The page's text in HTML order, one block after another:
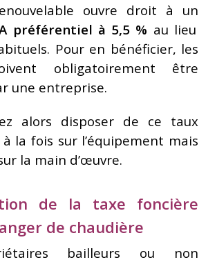
ouvre droit à un
préférentiel à 5,5 % au lieu
Pour en bénéficier, les
obligatoirement être
une entreprise.
alors disposer de ce taux
la fois sur l’équipement mais
la main d’œuvre.
de la taxe foncière
de chaudière
bailleurs ou non